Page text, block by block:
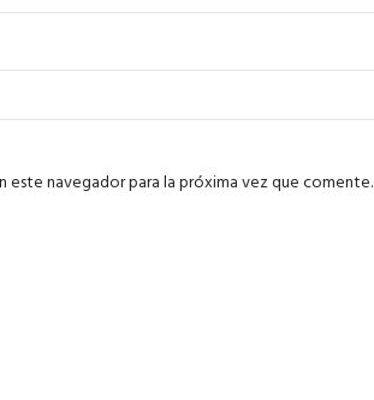
navegador para la próxima vez que comente.